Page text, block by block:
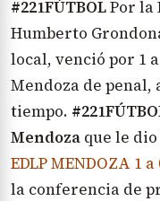
#221FÚTBOLPor la
Humberto
local, venció por 1
Mendoza de penal,
tiempo.
Mendoza que le
EDLP MENDOZA 1 a
la conferencia de